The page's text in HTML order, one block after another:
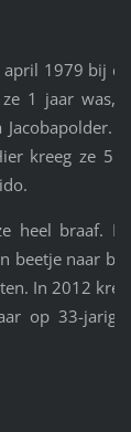
april 1979 bij
ze 1 jaar was,
kreeg ze 5
heel braaf.
beetje naar
In 2012
op 33-